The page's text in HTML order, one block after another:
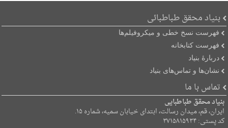
بنیاد محقق طباطبائی
فهرست نسخ خطی و میکروفیلم‌ها
فهرست کتابخانه
دربارۀ بنیاد
نشان‌ها و تماس‌های بنیاد
تماس با ما
بنیاد محقق طباطبایی
ایران، قم، میدان رسالت، ابتدای خیابان سمیه، شماره ۱۵.
کد پستی: ۳۷۱۵۸۱۵۹۳۴